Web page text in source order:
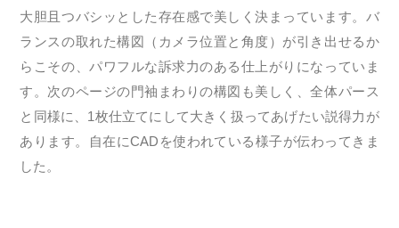
大胆且つバシッとした存在感で美しく決まっています。バ
ランスの取れた構図（カメラ位置と角度）が引き出せるか
らこその、パワフルな訴求力のある仕上がりになっていま
す。次のページの門袖まわりの構図も美しく、全体パース
と同様に、1枚仕立てにして大きく扱ってあげたい説得力が
あります。自在にCADを使われている様子が伝わってきま
した。